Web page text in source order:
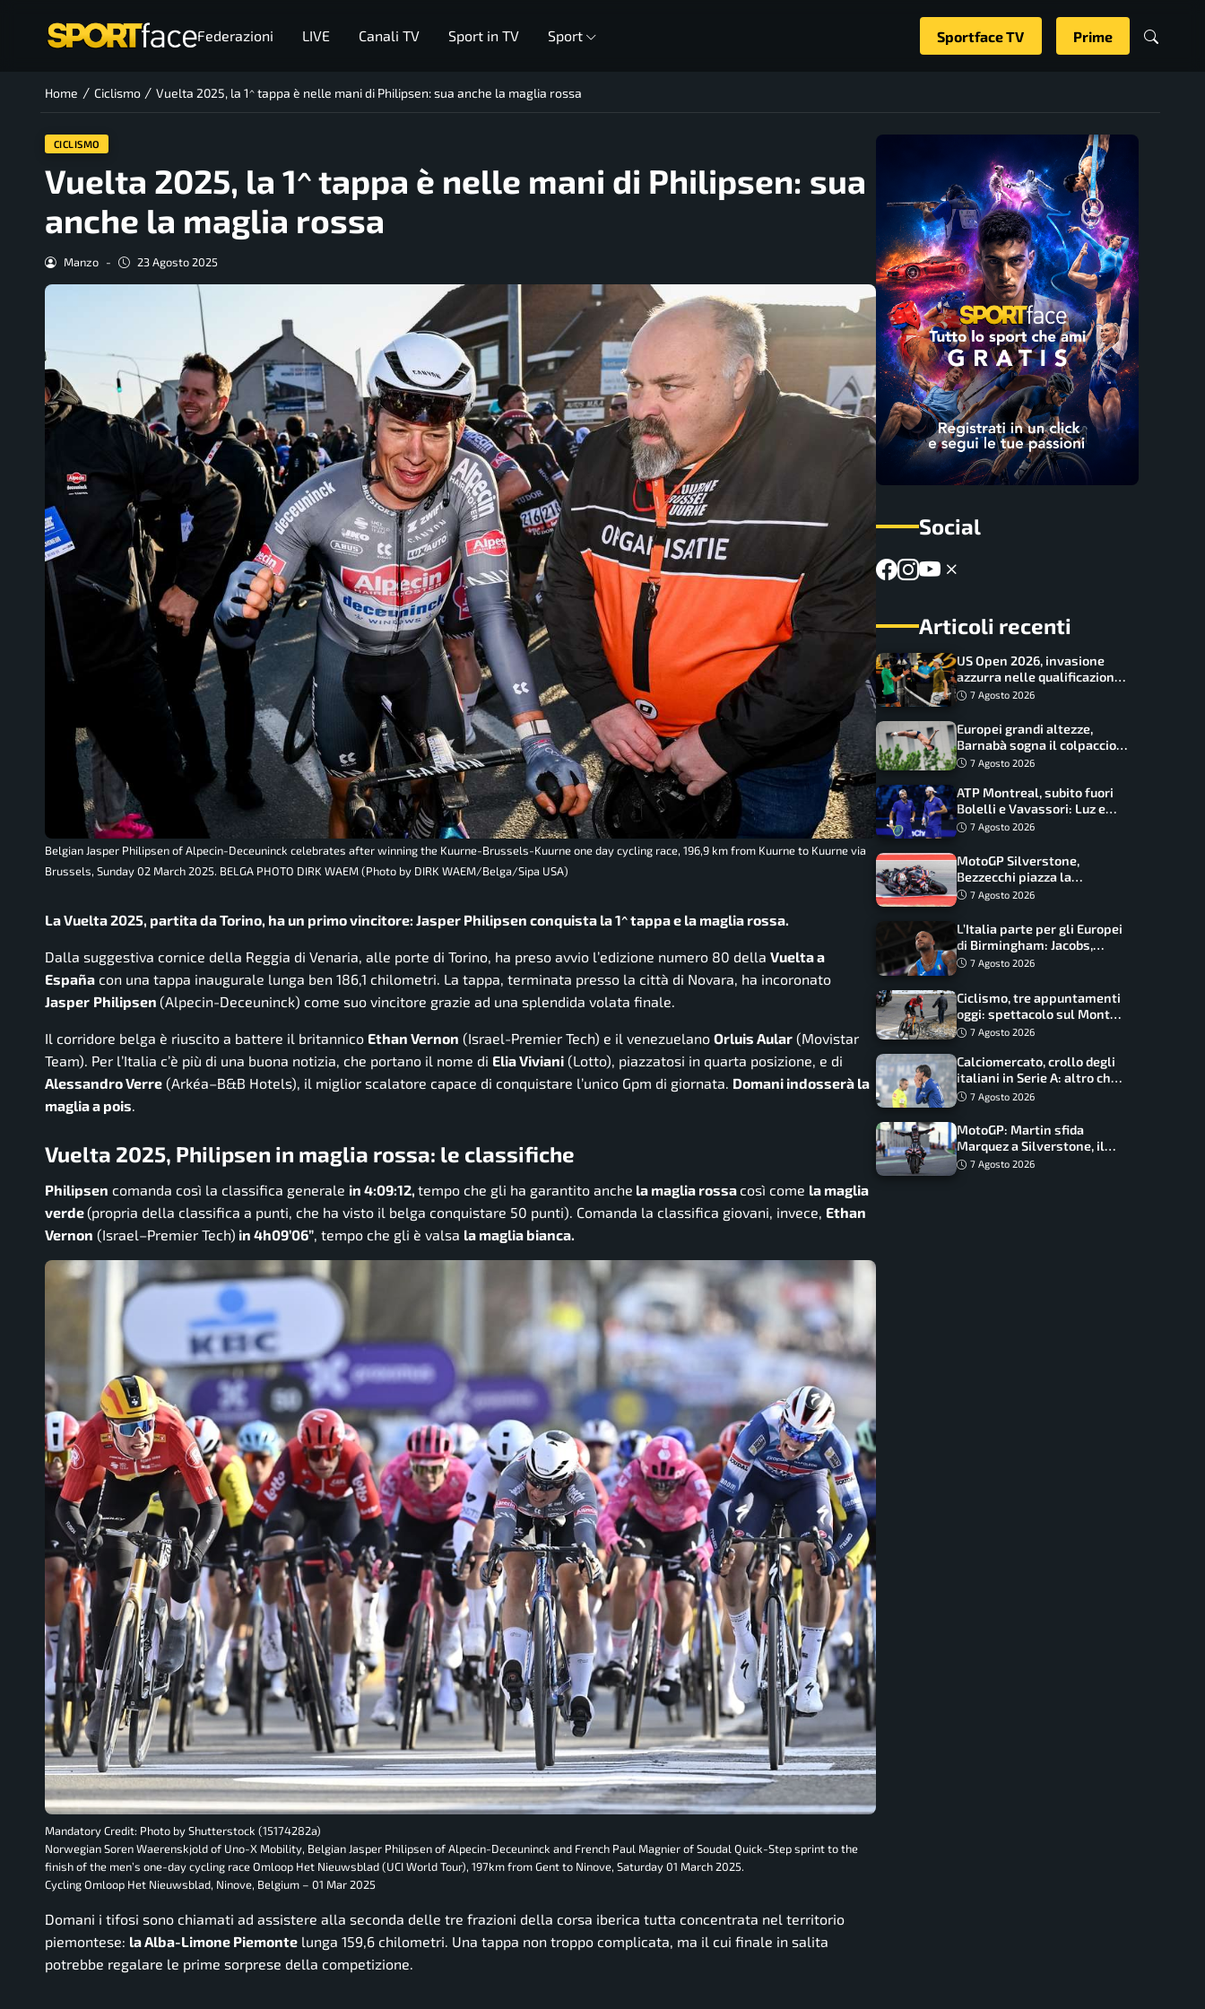
Federazioni LIVE Canali TV Sport in TV Sport Sportface TV Prime
Home / Ciclismo / Vuelta 2025, la 1^ tappa è nelle mani di Philipsen: sua anche la maglia rossa
CICLISMO
Vuelta 2025, la 1^ tappa è nelle mani di Philipsen: sua
anche la maglia rossa
Manzo - 23 Agosto 2025
Belgian Jasper Philipsen of Alpecin-Deceuninck celebrates after winning the Kuurne-Brussels-Kuurne one day cycling race, 196,9 km from Kuurne to Kuurne via
Brussels, Sunday 02 March 2025. BELGA PHOTO DIRK WAEM (Photo by DIRK WAEM/Belga/Sipa USA)
La Vuelta 2025, partita da Torino, ha un primo vincitore: Jasper Philipsen conquista la 1^ tappa e la maglia rossa.
Dalla suggestiva cornice della Reggia di Venaria, alle porte di Torino, ha preso avvio l’edizione numero 80 della Vuelta a
España con una tappa inaugurale lunga ben 186,1 chilometri. La tappa, terminata presso la città di Novara, ha incoronato
Jasper Philipsen (Alpecin-Deceuninck) come suo vincitore grazie ad una splendida volata finale.
Il corridore belga è riuscito a battere il britannico Ethan Vernon (Israel-Premier Tech) e il venezuelano Orluis Aular (Movistar
Team). Per l’Italia c’è più di una buona notizia, che portano il nome di Elia Viviani (Lotto), piazzatosi in quarta posizione, e di
Alessandro Verre (Arkéa–B&B Hotels), il miglior scalatore capace di conquistare l’unico Gpm di giornata. Domani indosserà la
maglia a pois.
Vuelta 2025, Philipsen in maglia rossa: le classifiche
Philipsen comanda così la classifica generale in 4:09:12, tempo che gli ha garantito anche la maglia rossacosì come la maglia
verde(propria della classifica a punti, che ha visto il belga conquistare 50 punti). Comanda la classifica giovani, invece, Ethan
Vernon (Israel–Premier Tech) in 4h09’06” , tempo che gli è valsa la maglia bianca.
Mandatory Credit: Photo by Shutterstock (15174282a)
Norwegian Soren Waerenskjold of Uno-X Mobility, Belgian Jasper Philipsen of Alpecin-Deceuninck and French Paul Magnier of Soudal Quick-Step sprint to the
finish of the men’s one-day cycling race Omloop Het Nieuwsblad (UCI World Tour), 197km from Gent to Ninove, Saturday 01 March 2025.
Cycling Omloop Het Nieuwsblad, Ninove, Belgium – 01 Mar 2025
Domani i tifosi sono chiamati ad assistere alla seconda delle tre frazioni della corsa iberica tutta concentrata nel territorio
piemontese: la Alba-Limone Piemonte lunga 159,6 chilometri. Una tappa non troppo complicata, ma il cui finale in salita
potrebbe regalare le prime sorprese della competizione.
Social
Articoli recenti
US Open 2026, invasione
azzurra nelle qualificazioni:
17 italiani a caccia del main
7 Agosto 2026
Europei grandi altezze,
Barnabà sogna il colpaccio:
è leader a metà gara, Baraldi
7 Agosto 2026
ATP Montreal, subito fuori
Bolelli e Vavassori: Luz e
Matos fermano gli azzurri
7 Agosto 2026
MotoGP Silverstone,
Bezzecchi piazza la
zampata: Aprilia domina,
7 Agosto 2026
L’Italia parte per gli Europei
di Birmingham: Jacobs,
Tamberi e Battocletti
record
7 Agosto 2026
Ciclismo, tre appuntamenti
oggi: spettacolo sul Mont
Ventoux, orari e come
7 Agosto 2026
Calciomercato, crollo degli
italiani in Serie A: altro che
svolta dopo il Mondiale
7 Agosto 2026
MotoGP: Martin sfida
Marquez a Silverstone, il
programma e gli orari
7 Agosto 2026